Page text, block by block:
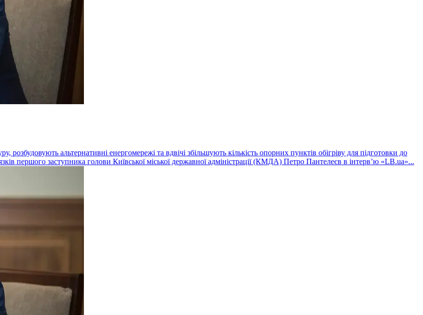
альтернативні енергомережі та вдвічі збільшують кількість опорних пунктів обігріву для підготовки до
першого заступника голови Київської міської державної адміністрації (КМДА) Петро Пантелеєв в інтервʼю «LB.ua»...